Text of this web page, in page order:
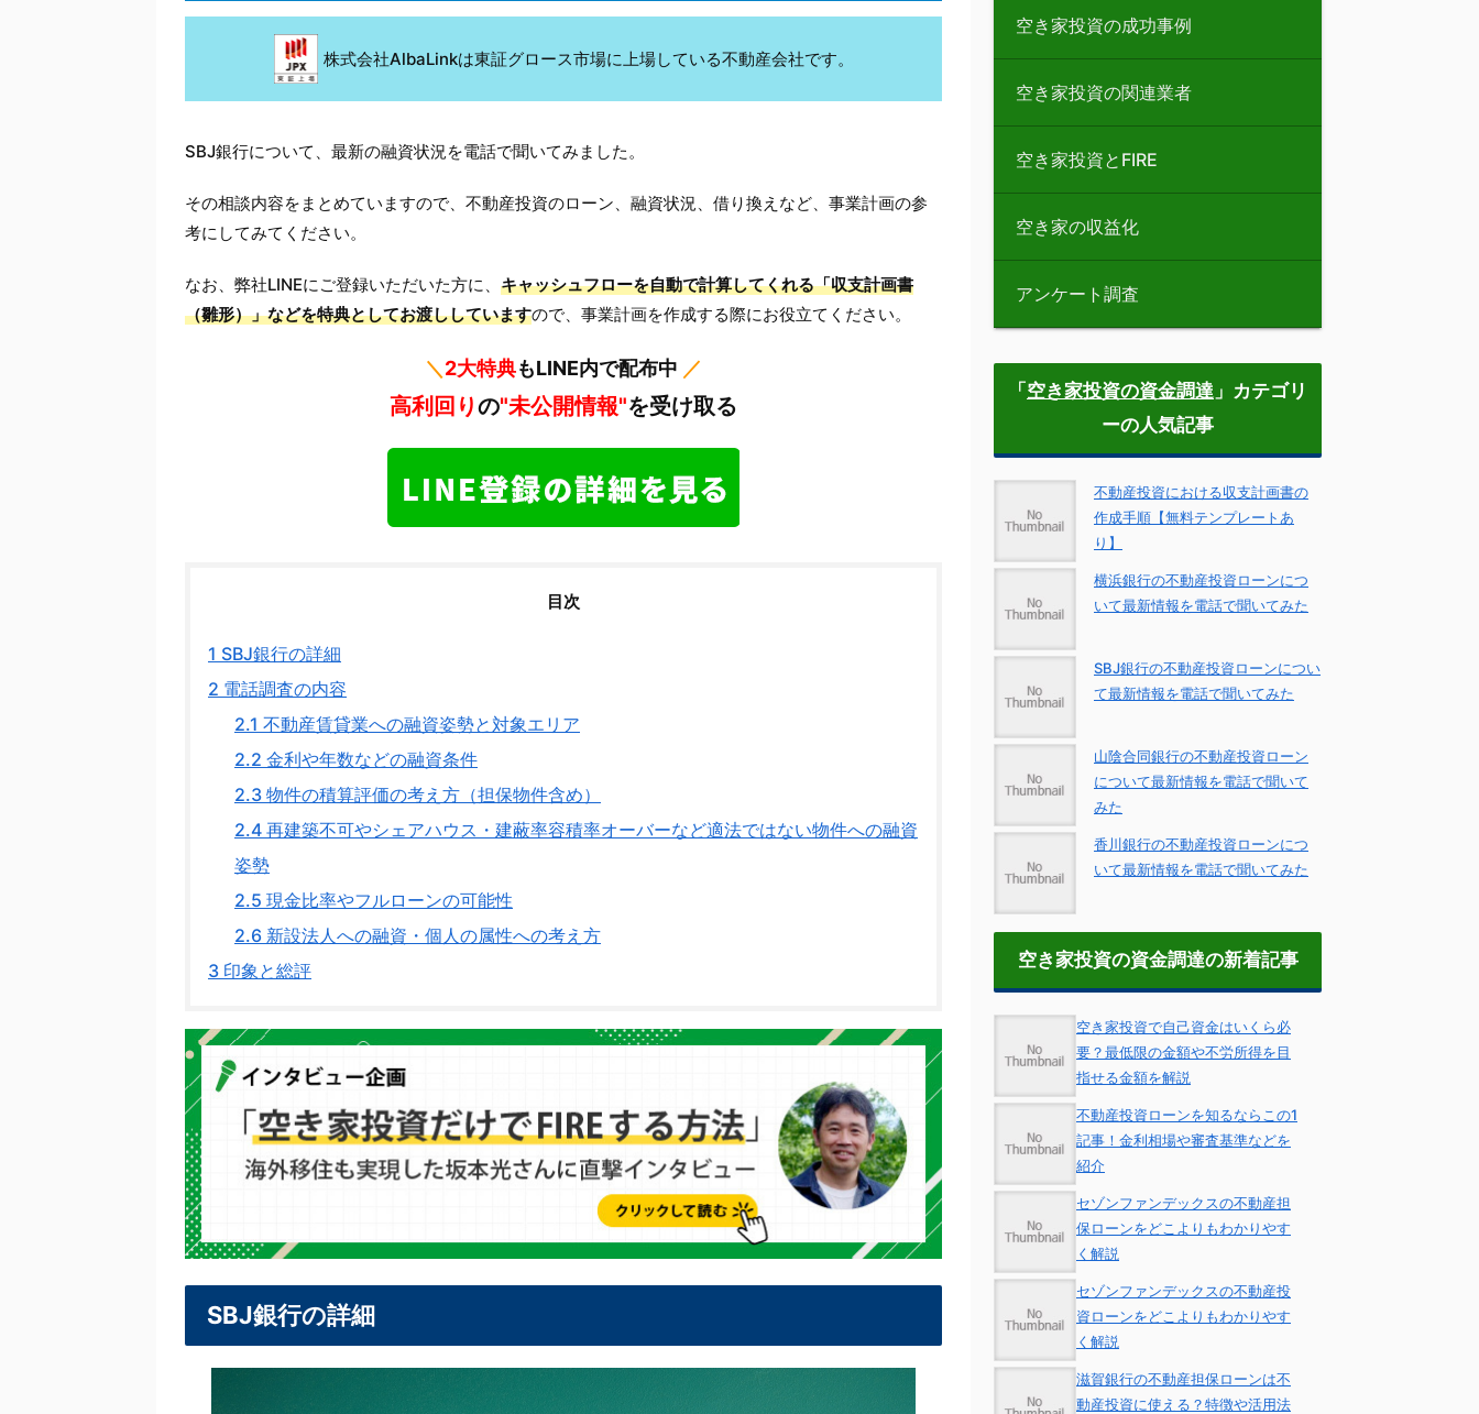
株式会社AlbaLinkは東証グロース市場に上場している不動産会社です。
SBJ銀行について、最新の融資状況を電話で聞いてみました。
その相談内容をまとめていますので、不動産投資のローン、融資状況、借り換えなど、事業計画の参
考にしてみてください。
なお、弊社LINEにご登録いただいた方に、 キャッシュフローを自動で計算してくれる「収支計画書
（雛形）」などを特典としてお渡ししていますので、事業計画を作成する際にお役立てください。
＼ 2大特典もLINE内で配布中 ／
高利回りの"未公開情報"を受け取る
目次
1 SBJ銀行の詳細
2 電話調査の内容
2.1 不動産賃貸業への融資姿勢と対象エリア
2.2 金利や年数などの融資条件
2.3 物件の積算評価の考え方（担保物件含め）
2.4 再建築不可やシェアハウス・建蔽率容積率オーバーなど適法ではない物件への融資
姿勢
2.5 現金比率やフルローンの可能性
2.6 新設法人への融資・個人の属性への考え方
3 印象と総評
SBJ銀行の詳細
空き家投資の成功事例
空き家投資の関連業者
空き家投資とFIRE
空き家の収益化
アンケート調査
「空き家投資の資金調達 」カテゴリ
ーの人気記事
不動産投資における収支計画書の
作成手順【無料テンプレートあ
り】
横浜銀行の不動産投資ローンにつ
いて最新情報を電話で聞いてみた
SBJ銀行の不動産投資ローンについ
て最新情報を電話で聞いてみた
山陰合同銀行の不動産投資ローン
について最新情報を電話で聞いて
みた
香川銀行の不動産投資ローンにつ
いて最新情報を電話で聞いてみた
空き家投資の資金調達の新着記事
空き家投資で自己資金はいくら必
要？最低限の金額や不労所得を目
指せる金額を解説
不動産投資ローンを知るならこの1
記事！金利相場や審査基準などを
紹介
セゾンファンデックスの不動産担
保ローンをどこよりもわかりやす
く解説
セゾンファンデックスの不動産投
資ローンをどこよりもわかりやす
く解説
滋賀銀行の不動産担保ローンは不
動産投資に使える？特徴や活用法